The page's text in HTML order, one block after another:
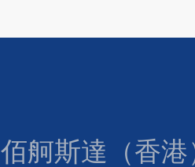
佰舸斯達（香